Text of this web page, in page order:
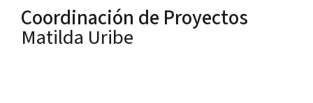
Coordinación de Proyectos
Matilda Uribe